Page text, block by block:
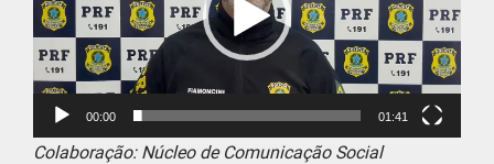
00:00 01:41
Colaboração: Núcleo de Comunicação Social